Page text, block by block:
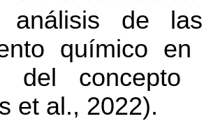
de
químico
del
et al., 2022).